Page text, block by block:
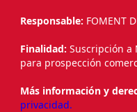
Responsable: FOMENT
Finalidad: Suscripción a
para prospección
Más información y
privacidad.